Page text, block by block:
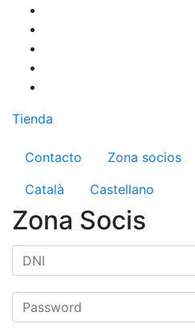
Pasar
contenido
principal
Tienda
Menú del
Contacto
Zona socios
Català
Castellano
Zona Socis